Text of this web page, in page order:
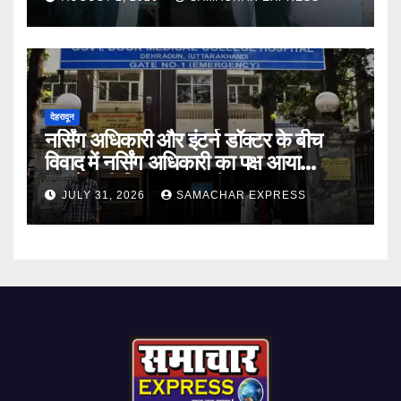
देहरादून
नर्सिंग अधिकारी और इंटर्न डॉक्टर के बीच
विवाद में नर्सिंग अधिकारी का पक्ष आया
सामने,करी निष्पक्ष जांच की मांग
JULY 31, 2026